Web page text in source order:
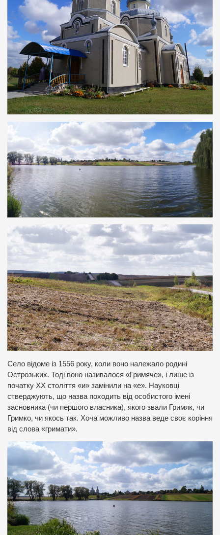
Село відоме із 1556 року, коли воно належало родині
Острозьких. Тоді воно називалося «Гримяче», і лише із
початку ХХ століття «и» замінили на «е». Науковці
стверджують, що назва походить від особистого імені
засновника (чи першого власника), якого звали Гримяк, чи
Гримко, чи якось так. Хоча можливо назва веде своє коріння
від слова «гримати».